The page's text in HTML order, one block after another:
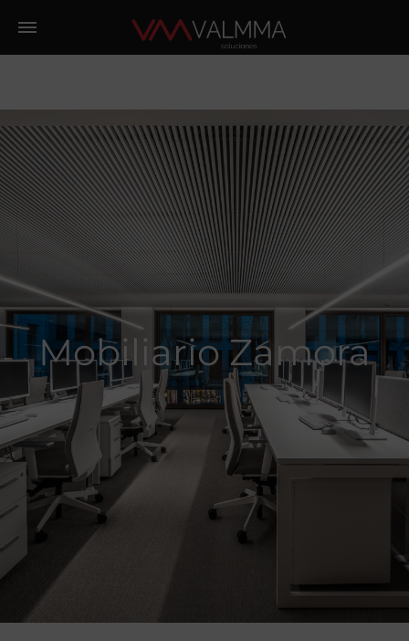
Mobiliario Zamora